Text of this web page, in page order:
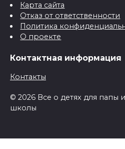
Карта сайта
Отказ от ответственности
Политика
О проекте
Контактная информация
Контакты
© 2026 Все о детях для
школы